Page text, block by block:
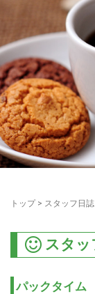
トップ> スタッフ日誌
スタッ
パックタイム